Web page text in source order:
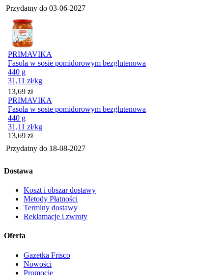
Przydatny do 03-06-2027
PRIMAVIKA
Fasola w sosie pomidorowym bezglutenowa
440 g
31,11 zł/kg
Cena
13,69 zł
PRIMAVIKA
Fasola w sosie pomidorowym bezglutenowa
440 g
31,11 zł/kg
Cena
13,69 zł
Przydatny do 18-08-2027
Dostawa
Koszt i obszar dostawy
Metody Płatności
Terminy dostawy
Reklamacje i zwroty
Oferta
Gazetka Frisco
Nowości
Promocje